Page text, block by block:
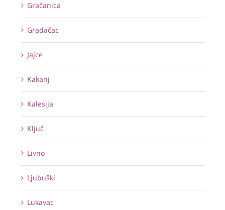
Gračanica
Gradačac
Jajce
Kakanj
Kalesija
Ključ
Livno
Ljubuški
Lukavac